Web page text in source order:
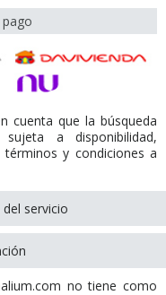
cuenta que la búsqueda
a disponibilidad,
y condiciones a
servicio
no tiene como